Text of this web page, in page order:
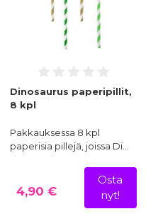
Dinosaurus paperipillit,
8 kpl
Pakkauksessa 8 kpl
paperisia pillejä, joissa Di…
4,90 €
Osta
nyt!